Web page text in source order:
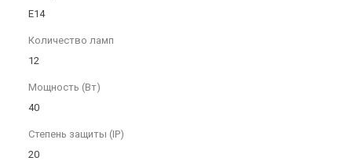
E14
Количество ламп
12
Мощность (Вт)
40
Степень защиты (IP)
20